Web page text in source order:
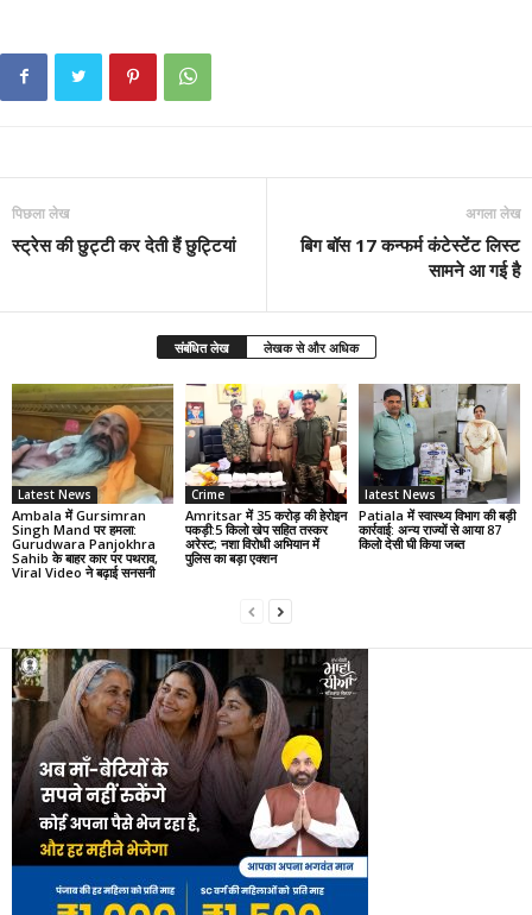
पिछला लेख
स्ट्रेस की छुट्टी कर देती हैं छुट्टियां
अगला लेख
बिग बॉस 17 कन्फर्म कंटेस्टेंट लिस्ट
सामने आ गई है
संबंधित लेख लेखक से और अधिक
Latest News
Ambala में Gursimran
Singh Mand पर हमला:
Gurudwara Panjokhra
Sahib के बाहर कार पर पथराव,
Viral Video ने बढ़ाई सनसनी
Crime
Amritsar में 35 करोड़ की हेरोइन
पकड़ी:5 किलो खेप सहित तस्कर
अरेस्ट; नशा विरोधी अभियान में
पुलिस का बड़ा एक्शन
latest News
Patiala में स्वास्थ्य विभाग की बड़ी
कार्रवाई: अन्य राज्यों से आया 87
किलो देसी घी किया जब्त